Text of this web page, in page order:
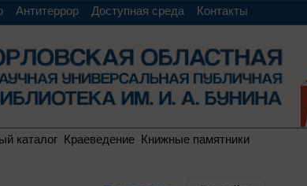
Антитеррор Доступная среда Контакты
каталог Краеведение Книжные памятники